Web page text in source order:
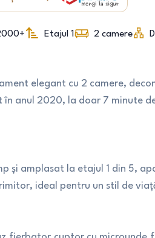
Etajul 1 2 camere
elegant cu 2 camere,
în anul 2020, la doar 7 minute
și amplasat la etajul 1 din 5,
ideal pentru un stil de